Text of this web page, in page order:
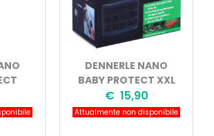
DENNERLE NANO
BABY PROTECT XXL
€ 15,90
Attualmente non disponibile